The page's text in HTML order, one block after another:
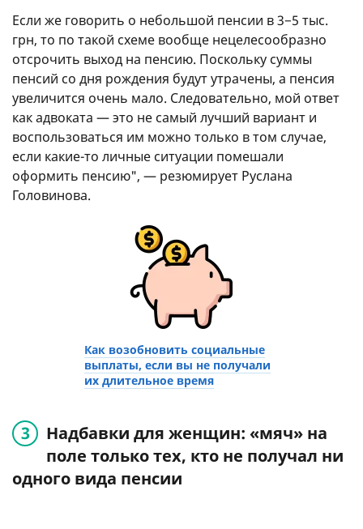
Если же говорить о небольшой пенсии в 3−5 тыс.
грн, то по такой схеме вообще нецелесообразно
отсрочить выход на пенсию. Поскольку суммы
пенсий со дня рождения будут утрачены, а пенсия
увеличится очень мало. Следовательно, мой ответ
как адвоката — это не самый лучший вариант и
воспользоваться им можно только в том случае,
если какие-то личные ситуации помешали
оформить пенсию", — резюмирует Руслана
Головинова.
Как возобновить социальные
выплаты, если вы не получали
их длительное время
Надбавки для женщин: «мяч» на
поле только тех, кто не получал ни
одного вида пенсии